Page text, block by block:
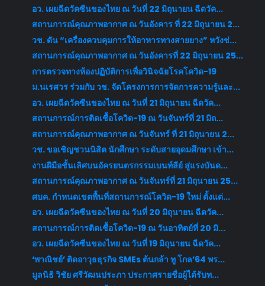
อว. เผยฉีดวัคซีนของไทย ณ วันที่ 22 มิถุนายน ฉีดวัค...
สถานการณ์คุณภาพอากาศ ณ วันอังคาร ที่ 22 มิถุนายน 2...
วช. ดัน “เครื่องควบคุมการให้อาหารทางสายยาง” หวังช่...
สถานการณ์คุณภาพอากาศ ณ วันอังคารที่ 22 มิถุนายน 25...
การตรวจทางห้องปฏิบัติการเพื่อวินิจฉัยโรคโควิด-19
ม.นเรศวร ร่วมกับ วช. จัดโครงการการจัดการความรู้และ...
อว. เผยฉีดวัคซีนของไทย ณ วันที่ 21 มิถุนายน ฉีดวัค...
สถานการณ์การติดเชื้อโควิด-19 ณ วันจันทร์ที่ 21 มิถ...
สถานการณ์คุณภาพอากาศ ณ วันจันทร์ ที่ 21 มิถุนายน 2...
วช. ขอเชิญชวนนิสิต นักศึกษา ระดับสายอุดมศึกษา เข้า...
งานฝีมือชั้นเลิศบนอัครยนตรกรรมเบนท์ลีย์ สู่แรงบันด...
สถานการณ์คุณภาพอากาศ ณ วันจันทร์ที่ 21 มิถุนายน 25...
ศบค. กำหนดเขตพื้นที่สถานการณ์โควิด-19 ใหม่ ตั้งแต่...
อว. เผยฉีดวัคซีนของไทย ณ วันที่ 20 มิถุนายน ฉีดวัค...
สถานการณ์การติดเชื้อโควิด-19 ณ วันอาทิตย์ที่ 20 มิ...
อว. เผยฉีดวัคซีนของไทย ณ วันที่ 19 มิถุนายน ฉีดวัค...
‘พาณิชย์’ ติดอาวุธธุรกิจ SMEs ต้นกล้า ทู โกล’64 พร...
มูลนิธิ วิชัย ศรีวัฒนประภา ประกาศรายชื่อผู้ได้รับท...